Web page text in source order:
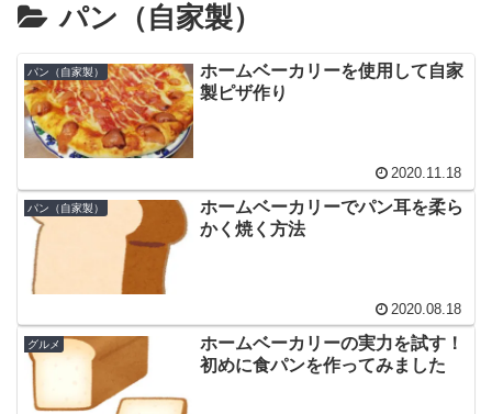
パン（自家製）
パン（自家製）
ホームベーカリーを使用して自家
製ピザ作り
2020.11.18
パン（自家製）
ホームベーカリーでパン耳を柔ら
かく焼く方法
2020.08.18
グルメ
ホームベーカリーの実力を試す！
初めに食パンを作ってみました